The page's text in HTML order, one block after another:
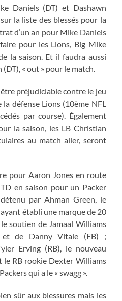
Daniels (DT) et Dashawn
la liste des blessés pour la
d’un an pour Mike Daniels
pour les Lions, Big Mike
la saison. Et il faudra aussi
« out » pour le match.
être préjudiciable contre le jeu
défense Lions (10ème NFL
par course). Également
la saison, les LB Christian
au match aller, seront
pour Aaron Jones en route
en saison pour un Packer
par Ahman Green, le
établi une marque de 20
soutien de Jamaal Williams
et de Danny Vitale (FB) ;
Erving (RB), le nouveau
le RB rookie Dexter Williams
qui a le « swagg ».
sûr aux blessures mais les